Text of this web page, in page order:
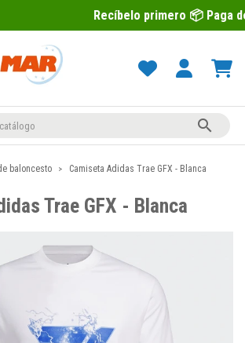
Recíbelo primero 📦 Paga después con

baloncesto Camiseta Adidas Trae GFX - Blanca
Trae GFX - Blanca